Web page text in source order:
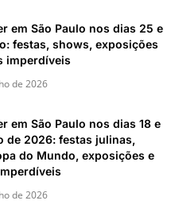
em São Paulo nos dias 25 e
festas, shows, exposições
imperdíveis
de 2026
em São Paulo nos dias 18 e
de 2026: festas julinas,
do Mundo, exposições e
de 2026